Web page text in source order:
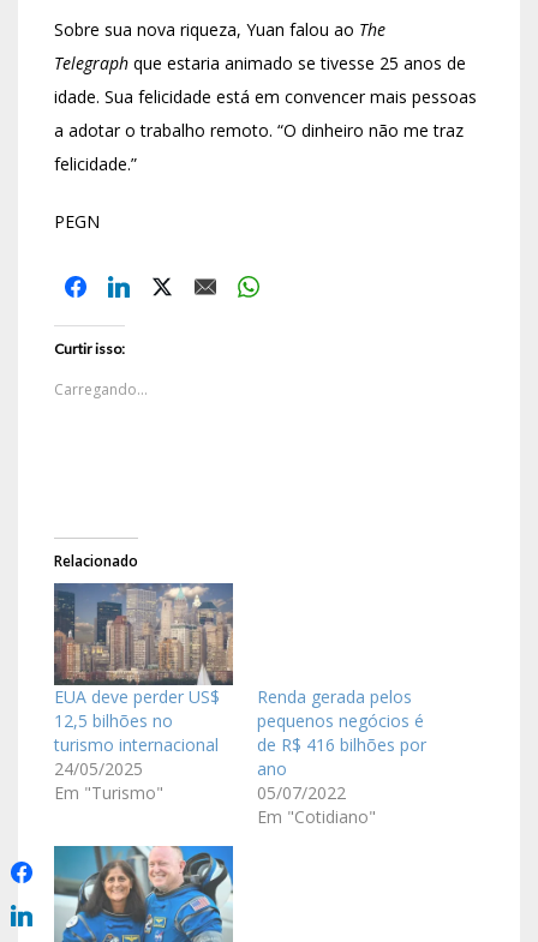
Sobre sua nova riqueza, Yuan falou ao The
Telegraph que estaria animado se tivesse 25 anos de
idade. Sua felicidade está em convencer mais pessoas
a adotar o trabalho remoto. “O dinheiro não me traz
felicidade.”
PEGN
Curtir isso:
Carregando...
Relacionado
EUA deve perder US$
12,5 bilhões no
turismo internacional
24/05/2025
Em "Turismo"
Renda gerada pelos
pequenos negócios é
de R$ 416 bilhões por
ano
05/07/2022
Em "Cotidiano"